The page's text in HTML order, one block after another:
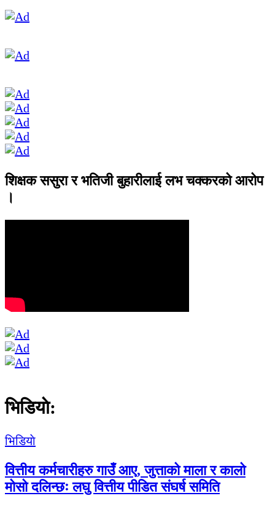
शिक्षक ससुरा र भतिजी बुहारीलाई लभ चक्करको आरोप
।
भिडियाे:
भिडियाे
वित्तीय कर्मचारीहरु गाउँ आए, जुत्ताको माला र कालो
मोसो दलिन्छः लघु वित्तीय पीडित संघर्ष समिति